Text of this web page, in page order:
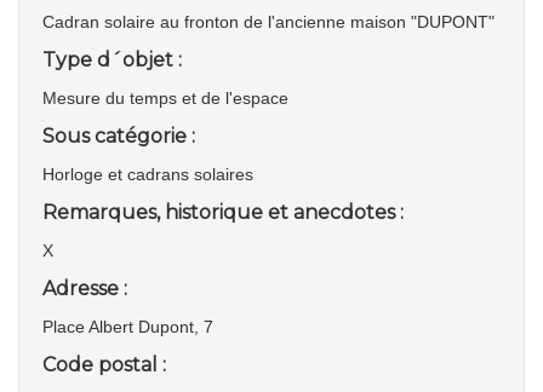
Cadran solaire au fronton de l'ancienne maison "DUPONT"
Type d´objet :
Mesure du temps et de l'espace
Sous catégorie :
Horloge et cadrans solaires
Remarques, historique et anecdotes :
X
Adresse :
Place Albert Dupont, 7
Code postal :